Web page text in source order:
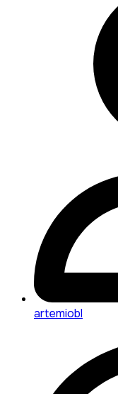
artemiobl